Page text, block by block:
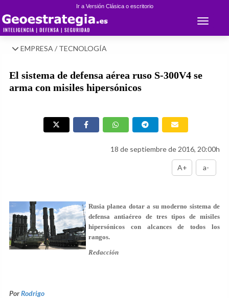
Ir a Versión Clásica o escritorio
Toggle
EMPRESA / TECNOLOGÍA
El sistema de defensa aérea ruso S-300V4 se
arma con misiles hipersónicos
18 de septiembre de 2016, 20:00h
A+ a-
Rusia planea dotar a su moderno sistema de
defensa antiaéreo de tres tipos de misiles
hipersónicos con alcances de todos los
rangos.
Redacción
PorRodrigo